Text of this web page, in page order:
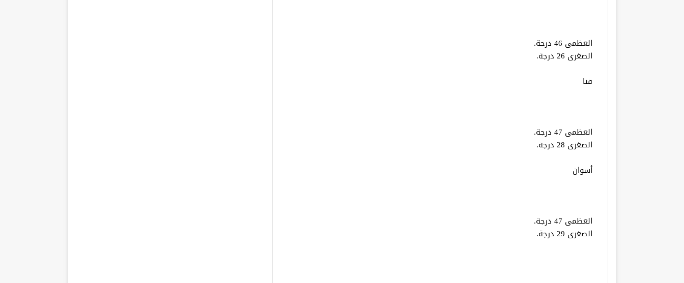
العظمى 46 درجة.
الصغرى 26 درجة.
قنا
العظمى 47 درجة.
الصغرى 28 درجة.
أسوان
العظمى 47 درجة.
الصغرى 29 درجة.